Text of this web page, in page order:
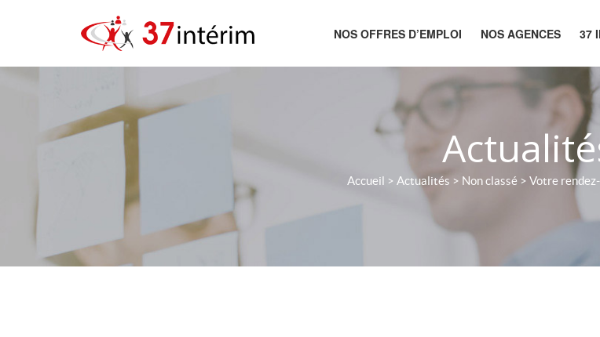
NOS OFFRES D’EMPLOI NOS AGENCES 37
Accueil > Actualités > Non classé > Votre